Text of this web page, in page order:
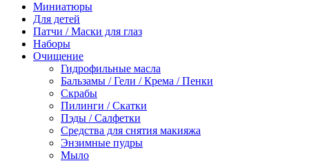
Миниатюры
Для детей
Патчи / Маски для глаз
Наборы
Очищение
Гидрофильные масла
Бальзамы / Гели / Крема / Пенки
Скрабы
Пилинги / Скатки
Пэды / Салфетки
Средства для снятия макияжа
Энзимные пудры
Мыло